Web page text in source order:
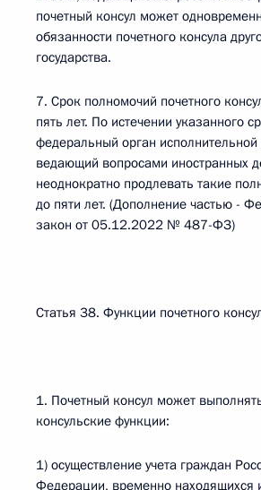
почетный консул может
обязанности почетного консула
государства.
7. Срок полномочий почетного
пять лет. По истечении указанного
федеральный орган исполнительной
ведающий вопросами иностранных
неоднократно продлевать такие
до пяти лет. (Дополнение частью -
закон от 05.12.2022 № 487-ФЗ)
Статья 38. Функции почетного
1. Почетный консул может
консульские функции:
1) осуществление учета граждан
Федерации, временно находящихся